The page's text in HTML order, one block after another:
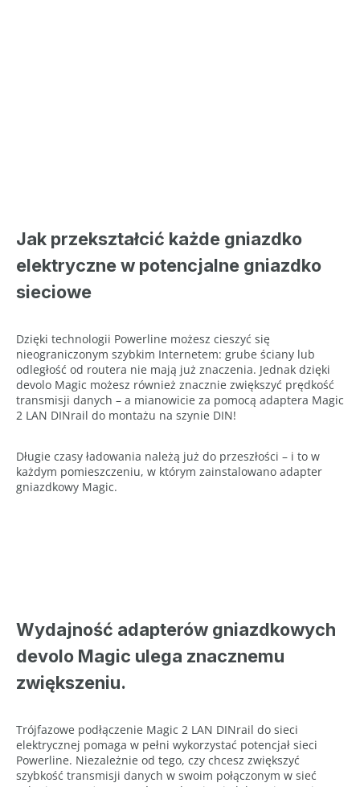
Jak przekształcić każde gniazdko
elektryczne w potencjalne gniazdko
sieciowe
Dzięki technologii Powerline możesz cieszyć się
nieograniczonym szybkim Internetem: grube ściany lub
odległość od routera nie mają już znaczenia. Jednak dzięki
devolo Magic możesz również znacznie zwiększyć prędkość
transmisji danych – a mianowicie za pomocą adaptera Magic
2 LAN DINrail do montażu na szynie DIN!
Długie czasy ładowania należą już do przeszłości – i to w
każdym pomieszczeniu, w którym zainstalowano adapter
gniazdkowy Magic.
Wydajność adapterów gniazdkowych
devolo Magic ulega znacznemu
zwiększeniu.
Trójfazowe podłączenie Magic 2 LAN DINrail do sieci
elektrycznej pomaga w pełni wykorzystać potencjał sieci
Powerline. Niezależnie od tego, czy chcesz zwiększyć
szybkość transmisji danych w swoim połączonym w sieć